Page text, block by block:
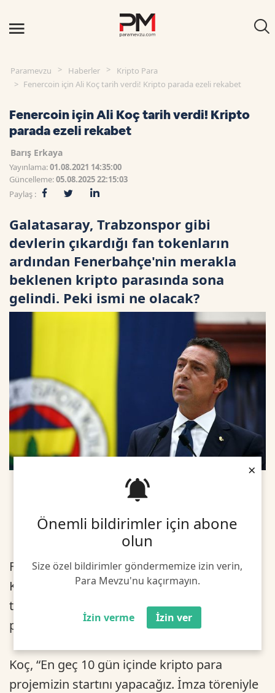
Önemli bildirimler için abone
olun
Size özel bildirimler göndermemize izin verin,
Para Mevzu'nu kaçırmayın.
İzin verme İzin ver
×
Paramevzu Haberler
Kripto Para
Fenercoin için Ali Koç tarih verdi! Kripto parada ezeli rekabet
Fenercoin için Ali Koç tarih verdi! Kripto
parada ezeli rekabet
Barış Erkaya
Yayınlama:01.08.2021 14:35:00
Güncelleme:05.08.2025 22:15:03
Paylaş :
Galatasaray, Trabzonspor gibi
devlerin çıkardığı fan tokenların
ardından Fenerbahçe'nin merakla
beklenen kripto parasında sona
gelindi. Peki ismi ne olacak?
Fenerbahçe Başkanı Ali Koç, Yüksek Divan
Kurulu Toplantısı’nda yaptığı açıklamada,
taraftarların uzun zamandır beklediği kripto
parayla ilgili ilk kez süre verdi.
Koç, “En geç 10 gün içinde kripto para
projemizin startını yapacağız. İmza töreniyle